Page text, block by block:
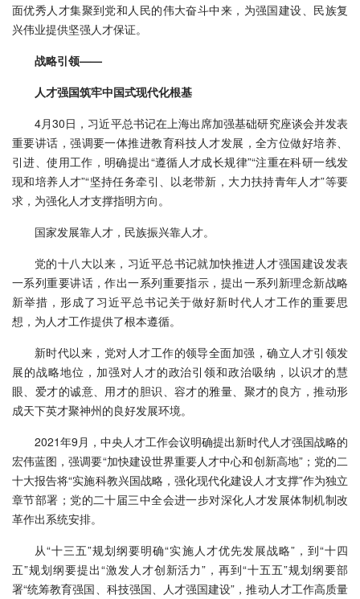
面优秀人才集聚到党和人民的伟大奋斗中来，为强国建设、民族复
兴伟业提供坚强人才保证。
战略引领——
人才强国筑牢中国式现代化根基
4月30日，习近平总书记在上海出席加强基础研究座谈会并发表
重要讲话，强调要一体推进教育科技人才发展，全方位做好培养、
引进、使用工作，明确提出“遵循人才成长规律”“注重在科研一线发
现和培养人才”“坚持任务牵引、以老带新，大力扶持青年人才”等要
求，为强化人才支撑指明方向。
国家发展靠人才，民族振兴靠人才。
党的十八大以来，习近平总书记就加快推进人才强国建设发表
一系列重要讲话，作出一系列重要指示，提出一系列新理念新战略
新举措，形成了习近平总书记关于做好新时代人才工作的重要思
想，为人才工作提供了根本遵循。
新时代以来，党对人才工作的领导全面加强，确立人才引领发
展的战略地位，加强对人才的政治引领和政治吸纳，以识才的慧
眼、爱才的诚意、用才的胆识、容才的雅量、聚才的良方，推动形
成天下英才聚神州的良好发展环境。
2021年9月，中央人才工作会议明确提出新时代人才强国战略的
宏伟蓝图，强调要“加快建设世界重要人才中心和创新高地”；党的二
十大报告将“实施科教兴国战略，强化现代化建设人才支撑”作为独立
章节部署；党的二十届三中全会进一步对深化人才发展体制机制改
革作出系统安排。
从“十三五”规划纲要明确“实施人才优先发展战略”，到“十四
五”规划纲要提出“激发人才创新活力”，再到“十五五”规划纲要部
署“统筹教育强国、科技强国、人才强国建设”，推动人才工作高质量